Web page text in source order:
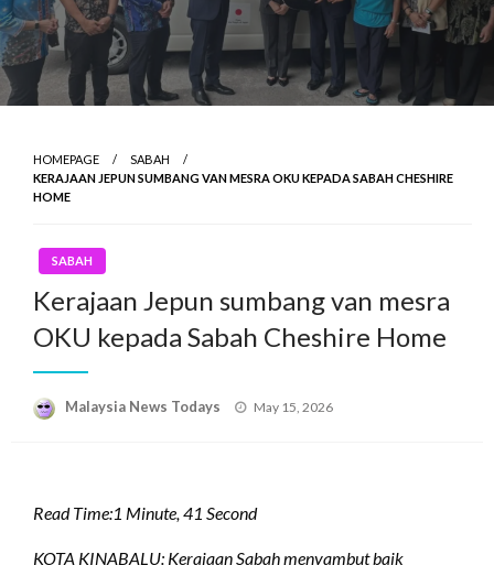
HOMEPAGE
SABAH
KERAJAAN JEPUN SUMBANG VAN MESRA OKU KEPADA SABAH CHESHIRE
HOME
SABAH
Kerajaan Jepun sumbang van mesra
OKU kepada Sabah Cheshire Home
Malaysia News Todays
Posted
May 15, 2026
Read Time:1 Minute, 41 Second
KOTA KINABALU: Kerajaan Sabah menyambut baik